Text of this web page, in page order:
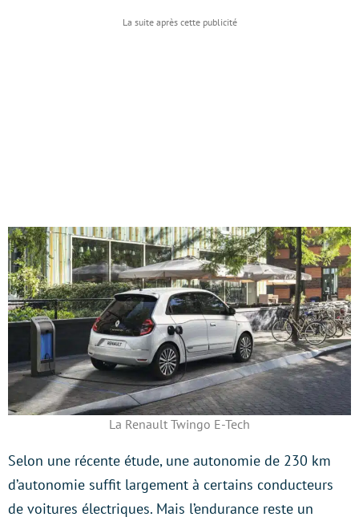
La Renault Twingo E-Tech
Selon une récente étude, une autonomie de 230 km
d’autonomie suffit largement à certains conducteurs
de voitures électriques. Mais l’endurance reste un